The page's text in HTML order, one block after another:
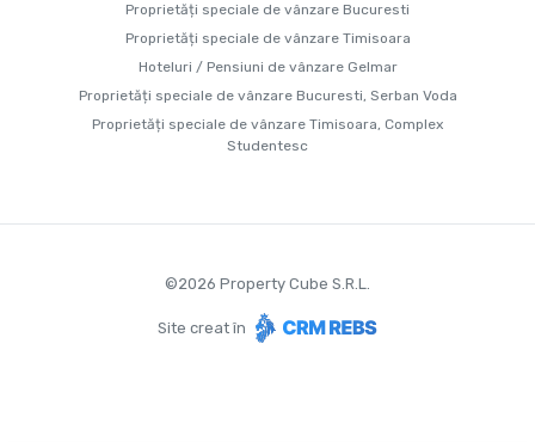
Proprietăți speciale de vânzare Bucuresti
Proprietăți speciale de vânzare Timisoara
Hoteluri / Pensiuni de vânzare Gelmar
Proprietăți speciale de vânzare Bucuresti, Serban Voda
Proprietăți speciale de vânzare Timisoara, Complex
Studentesc
©2026 Property Cube S.R.L.
Site creat în